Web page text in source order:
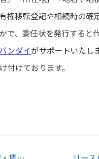
移転登記や相続時の確
、委任状を発行すると
ンダイがサポートいたし
けております。